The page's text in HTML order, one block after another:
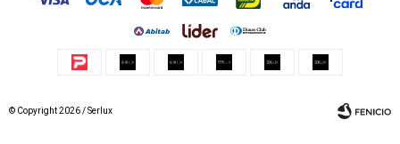
© Copyright 2026 / Serlux